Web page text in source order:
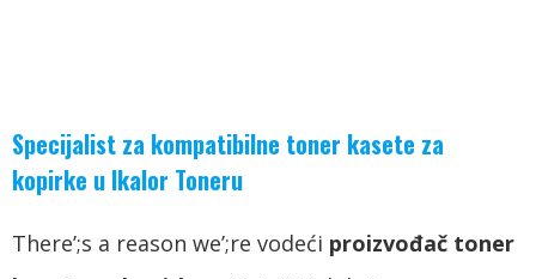
Specijalist za kompatibilne toner kasete za
kopirke u Ikalor Toneru
There’;s a reason we’;re vodeći proizvođač toner